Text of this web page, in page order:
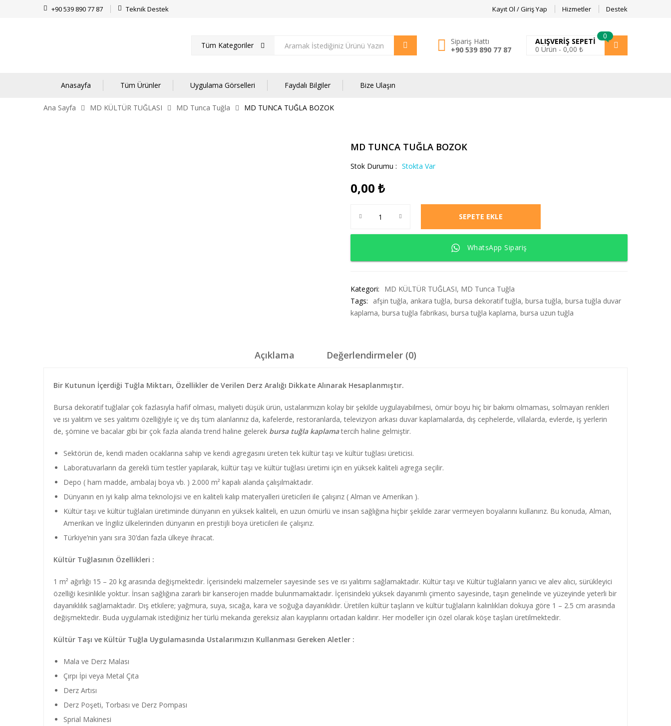
+90 539 890 77 87 Teknik Destek Kayıt Ol / Giriş Yap Hizmetler Destek
Tüm Kategoriler
Sipariş Hattı
+90 539 890 77 87
0
ALIŞVERIŞ SEPETI
0 Ürün - 0,00 ₺
Anasayfa Tüm Ürünler Uygulama Görselleri Faydalı Bilgiler Bize Ulaşın
Ana Sayfa MD KÜLTÜR TUĞLASI MD Tunca Tuğla MD TUNCA TUĞLA BOZOK
MD TUNCA TUĞLA BOZOK
Stok Durumu : Stokta Var
0,00 ₺
SEPETE EKLE
WhatsApp Sipariş
Kategori: MD KÜLTÜR TUĞLASI, MD Tunca Tuğla
Tags:
afşin tuğla, ankara tuğla, bursa dekoratif tuğla, bursa tuğla, bursa tuğla duvar
kaplama, bursa tuğla fabrikası, bursa tuğla kaplama, bursa uzun tuğla
Açıklama Değerlendirmeler (0)
Bir Kutunun İçerdiği Tuğla Miktarı, Özellikler de Verilen Derz Aralığı Dikkate Alınarak Hesaplanmıştır.
Bursa dekoratif tuğlalar çok fazlasıyla hafif olması, maliyeti düşük ürün, ustalarımızın kolay bir şekilde uygulayabilmesi, ömür boyu hiç bir bakımı olmaması, solmayan renkleri
ve ısı yalıtım ve ses yalıtımı özelliğiyle iç ve dış tüm alanlarınız da, kafelerde, restoranlarda, televizyon arkası duvar kaplamalarda, dış cephelerde, villalarda, evlerde, iş yerlerin
de, şömine ve bacalar gibi bir çok fazla alanda trend haline gelerek bursa tuğla kaplamatercih haline gelmiştir.
Sektörün de, kendi maden ocaklarına sahip ve kendi agregasını üreten tek kültür taşı ve kültür tuğlası üreticisi.
Laboratuvarların da gerekli tüm testler yapılarak, kültür taşı ve kültür tuğlası üretimi için en yüksek kaliteli agrega seçilir.
Depo ( ham madde, ambalaj boya vb. ) 2.000 m² kapalı alanda çalışılmaktadır.
Dünyanın en iyi kalıp alma teknolojisi ve en kaliteli kalıp materyalleri üreticileri ile çalışırız ( Alman ve Amerikan ).
Kültür taşı ve kültür tuğlaları üretiminde dünyanın en yüksek kaliteli, en uzun ömürlü ve insan sağlığına hiçbir şekilde zarar vermeyen boyalarını kullanırız. Bu konuda, Alman,
Amerikan ve İngiliz ülkelerinden dünyanın en prestijli boya üreticileri ile çalışırız.
Türkiye’nin yanı sıra 30’dan fazla ülkeye ihracat.
Kültür Tuğlasının Özellikleri :
1 m² ağırlığı 15 – 20 kg arasında değişmektedir. İçerisindeki malzemeler sayesinde ses ve ısı yalıtımı sağlamaktadır. Kültür taşı ve Kültür tuğlaların yanıcı ve alev alıcı, sürükleyici
özelliği kesinlikle yoktur. İnsan sağlığına zararlı bir kanserojen madde bulunmamaktadır. İçerisindeki yüksek dayanımlı çimento sayesinde, taşın genelinde ve yüzeyinde yeterli bir
dayanıklılık sağlamaktadır. Dış etkilere; yağmura, suya, sıcağa, kara ve soğuğa dayanıklıdır. Üretilen kültür taşların ve kültür tuğlaların kalınlıkları dokuya göre 1 – 2.5 cm arasında
değişmektedir. Buda uygulamak istediğiniz her türlü mekanda gereksiz alan kayıplarını ortadan kaldırır. Her modeller için özel olarak köşe taşları üretilmektedir.
Kültür Taşı ve Kültür Tuğla Uygulamasında Ustalarımızın Kullanması Gereken Aletler :
Mala ve Derz Malası
Çırpı İpi veya Metal Çıta
Derz Artısı
Derz Poşeti, Torbası ve Derz Pompası
Sprial Makinesi